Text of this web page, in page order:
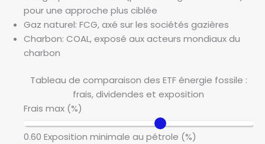
pour une approche plus ciblée
Gaz naturel: FCG, axé sur les sociétés gazières
Charbon: COAL, exposé aux acteurs mondiaux du
charbon
Tableau de comparaison des ETF énergie fossile :
frais, dividendes et exposition
Frais max (%)
0.60 Exposition minimale au pétrole (%)